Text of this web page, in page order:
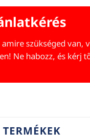
szükséged van,
Ne habozz, és kérj